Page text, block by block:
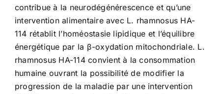
contribue à la neurodégénérescence et qu’une
intervention alimentaire avec L. rhamnosus HA-
114 rétablit l’homéostasie lipidique et l’équilibre
énergétique par la β-oxydation mitochondriale. L.
rhamnosus HA-114 convient à la consommation
humaine ouvrant la possibilité de modifier la
progression de la maladie par une intervention